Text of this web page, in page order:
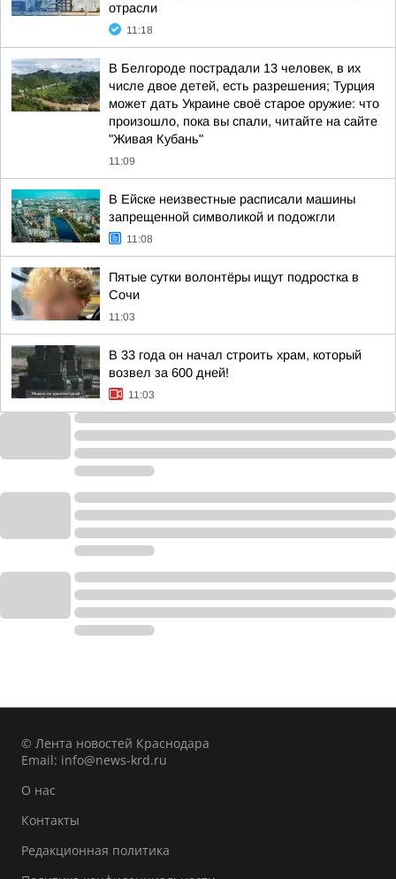
отрасли
11:18
В Белгороде пострадали 13 человек, в их
числе двое детей, есть разрешения; Турция
может дать Украине своё старое оружие: что
произошло, пока вы спали, читайте на сайте
"Живая Кубань"
11:09
В Ейске неизвестные расписали машины
запрещенной символикой и подожгли
11:08
Пятые сутки волонтёры ищут подростка в
Сочи
11:03
В 33 года он начал строить храм, который
возвел за 600 дней!
11:03
© Лента новостей Краснодара
Email: info@news-krd.ru
О нас
Контакты
Редакционная политика